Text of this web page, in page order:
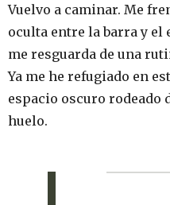
Vuelvo a caminar. Me
oculta entre la barra y el
me resguarda de una
Ya me he refugiado en
espacio oscuro rodeado
huelo.